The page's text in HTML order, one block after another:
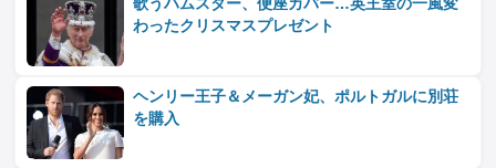
歌うハムスター、便座カバー…英王室の一風変
わったクリスマスプレゼント
ヘンリー王子＆メーガン妃、ポルトガルに別荘
を購入